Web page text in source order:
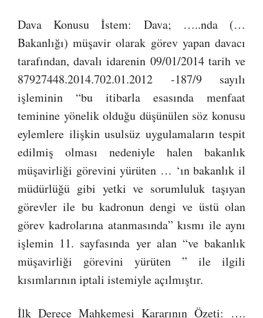
Dava Konusu İstem: Dava; …..nda (…
Bakanlığı) müşavir olarak görev yapan davacı
tarafından, davalı idarenin 09/01/2014 tarih ve
87927448.2014.702.01.2012 -187/9 sayılı
işleminin “bu itibarla esasında menfaat
teminine yönelik olduğu düşünülen söz konusu
eylemlere ilişkin usulsüz uygulamaların tespit
edilmiş olması nedeniyle halen bakanlık
müşavirliği görevini yürüten … ‘ın bakanlık il
müdürlüğü gibi yetki ve sorumluluk taşıyan
görevler ile bu kadronun dengi ve üstü olan
görev kadrolarına atanmasında” kısmı ile aynı
işlemin 11. sayfasında yer alan “ve bakanlık
müşavirliği görevini yürüten ” ile ilgili
kısımlarının iptali istemiyle açılmıştır.
İlk Derece Mahkemesi Kararının Özeti: ….